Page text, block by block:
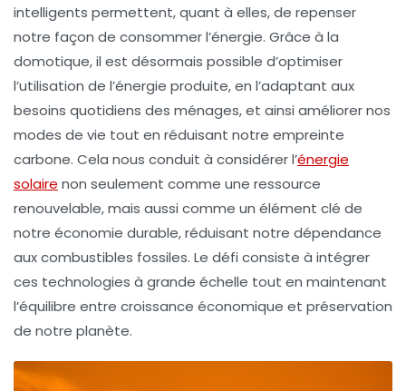
intelligents permettent, quant à elles, de repenser
notre façon de consommer l’énergie. Grâce à la
domotique, il est désormais possible d’optimiser
l’utilisation de l’énergie produite, en l’adaptant aux
besoins quotidiens des ménages, et ainsi améliorer nos
modes de vie tout en réduisant notre empreinte
carbone. Cela nous conduit à considérer l’énergie
solaire non seulement comme une ressource
renouvelable, mais aussi comme un élément clé de
notre économie durable, réduisant notre dépendance
aux combustibles fossiles. Le défi consiste à intégrer
ces technologies à grande échelle tout en maintenant
l’équilibre entre croissance économique et préservation
de notre planète.